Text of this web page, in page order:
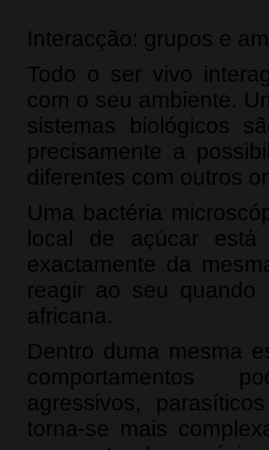
Interacção: grupos e
Todo o ser vivo
com o seu ambiente.
sistemas biológicos
precisamente a
diferentes com outros
Uma bactéria
local de açúcar
exactamente da
reagir ao seu quando
africana.
Dentro duma mesma
comportamentos
agressivos,
torna-se mais